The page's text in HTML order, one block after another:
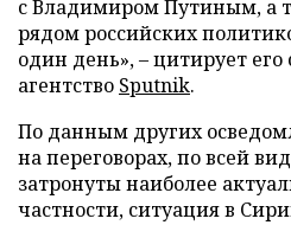
с Владимиром Путиным, а
рядом российских
один день», – цитирует его
агентство Sputnik.
По данным других
на переговорах, по всей
затронуты наиболее
частности, ситуация в